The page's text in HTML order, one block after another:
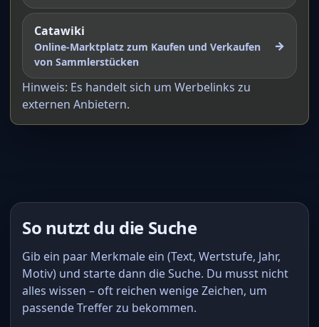
Catawiki
Online-Marktplatz zum Kaufen und Verkaufen
von Sammlerstücken
→
Hinweis: Es handelt sich um Werbelinks zu
externen Anbietern.
So nutzt du die Suche
Gib ein paar Merkmale ein (Text, Wertstufe, Jahr,
Motiv) und starte dann die Suche. Du musst nicht
alles wissen – oft reichen wenige Zeichen, um
passende Treffer zu bekommen.